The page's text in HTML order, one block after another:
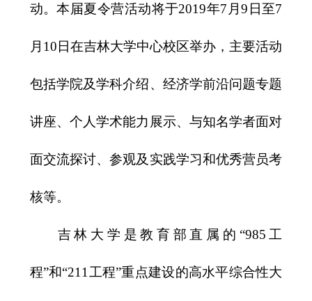
动。本届夏令营活动将于2019年7 月9 日至7
月 10日在吉林大学中心校区举办，主要活动
包括学院及学科介绍、经济学前沿问题专题
讲座、个人学术能力展示、与知名学者面对
面交流探讨、参观及实践学习和优秀营员考
核等。
吉林大学是教育部直属的“985 工
程”和“211 工程”重点建设的高水平综合性大